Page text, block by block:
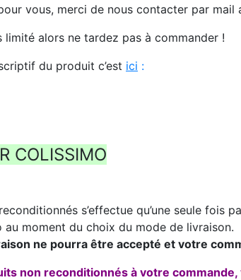
vous, merci de nous contacter par
alors ne tardez pas à commander !
du produit c’est ici :
COLISSIMO
s’effectue qu’une seule fois
moment du choix du mode de livraison.
ne pourra être accepté et votre
non reconditionnés à votre